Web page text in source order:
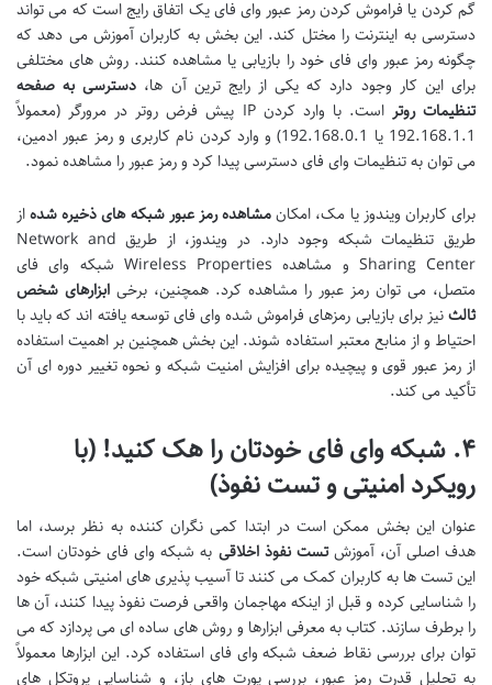
گم کردن یا فراموش کردن رمز عبور وای فای یک اتفاق رایج است که می تواند
دسترسی به اینترنت را مختل کند. این بخش به کاربران آموزش می دهد که
چگونه رمز عبور وای فای خود را بازیابی یا مشاهده کنند. روش های مختلفی
برای این کار وجود دارد که یکی از رایج ترین آن ها، دسترسی به صفحه
تنظیمات روتر
است. با وارد کردن IP پیش فرض روتر در مرورگر (معمولاً
192.168.1.1 یا 192.168.0.1) و وارد کردن نام کاربری و رمز عبور ادمین،
می توان به تنظیمات وای فای دسترسی پیدا کرد و رمز عبور را مشاهده نمود.
برای کاربران ویندوز یا مک، امکانمشاهده رمز عبور شبکه های ذخیره شدهاز
طریق تنظیمات شبکه وجود دارد. در ویندوز، از طریق Network and
Sharing Center و مشاهده Wireless Properties شبکه وای فای
متصل، می توان رمز عبور را مشاهده کرد. همچنین، برخی ابزارهای شخص
ثالثنیز برای بازیابی رمزهای فراموش شده وای فای توسعه یافته اند که باید با
احتیاط و از منابع معتبر استفاده شوند. این بخش همچنین بر اهمیت استفاده
از رمز عبور قوی و پیچیده برای افزایش امنیت شبکه و نحوه تغییر دوره ای آن
تأکید می کند.
۴. شبکه وای فای خودتان را هک کنید! (با
رویکرد امنیتی و تست نفوذ)
عنوان این بخش ممکن است در ابتدا کمی نگران کننده به نظر برسد، اما
هدف اصلی آن، آموزشتست نفوذ اخلاقی به شبکه وای فای خودتان است.
این تست ها به کاربران کمک می کنند تا آسیب پذیری های امنیتی شبکه خود
را شناسایی کرده و قبل از اینکه مهاجمان واقعی فرصت نفوذ پیدا کنند، آن ها
را برطرف سازند. کتاب به معرفی ابزارها و روش های ساده ای می پردازد که می
توان برای بررسی نقاط ضعف شبکه وای فای استفاده کرد. این ابزارها معمولاً
به تحلیل قدرت رمز عبور، بررسی پورت های باز، و شناسایی پروتکل های